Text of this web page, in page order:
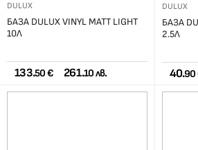
DULUX
БАЗА DULUX VINYL MATT LIGHT
10Л
133.50 € 261.10 лв.
DULUX
БАЗА
2.5Л
40.90